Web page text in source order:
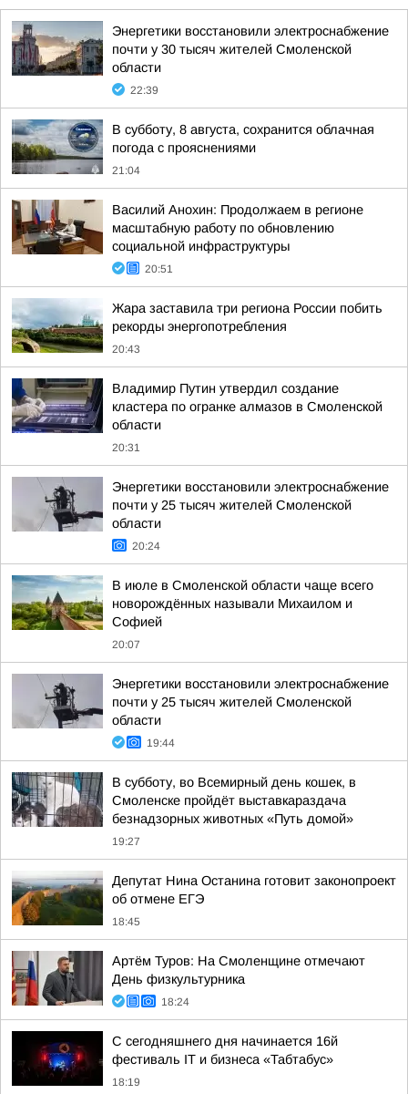
Энергетики восстановили электроснабжение
почти у 30 тысяч жителей Смоленской
области
22:39
В субботу, 8 августа, сохранится облачная
погода с прояснениями
21:04
Василий Анохин: Продолжаем в регионе
масштабную работу по обновлению
социальной инфраструктуры
20:51
Жара заставила три региона России побить
рекорды энергопотребления
20:43
Владимир Путин утвердил создание
кластера по огранке алмазов в Смоленской
области
20:31
Энергетики восстановили электроснабжение
почти у 25 тысяч жителей Смоленской
области
20:24
В июле в Смоленской области чаще всего
новорождённых называли Михаилом и
Софией
20:07
Энергетики восстановили электроснабжение
почти у 25 тысяч жителей Смоленской
области
19:44
В субботу, во Всемирный день кошек, в
Смоленске пройдёт выставкараздача
безнадзорных животных «Путь домой»
19:27
Депутат Нина Останина готовит законопроект
об отмене ЕГЭ
18:45
Артём Туров: На Смоленщине отмечают
День физкультурника
18:24
С сегодняшнего дня начинается 16й
фестиваль IT и бизнеса «Табтабус»
18:19